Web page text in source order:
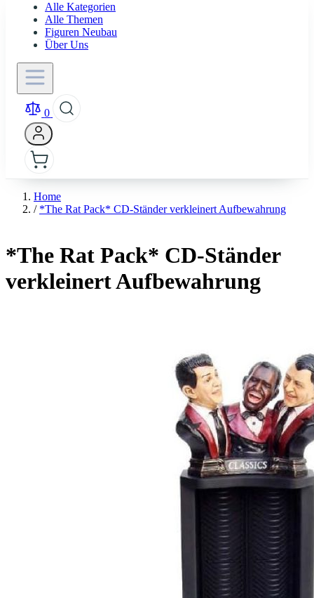
Alle Kategorien
Alle Themen
Figuren Neubau
Über Uns
0
Home
/ *The Rat Pack* CD-Ständer verkleinert Aufbewahrung
*The Rat Pack* CD-Ständer
verkleinert Aufbewahrung